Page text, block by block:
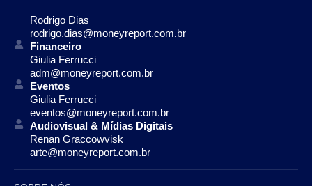
Rodrigo Dias
rodrigo.dias@moneyreport.com.br
Financeiro
Giulia Ferrucci
adm@moneyreport.com.br
Eventos
Giulia Ferrucci
eventos@moneyreport.com.br
Audiovisual & Mídias Digitais
Renan Graccowvisk
arte@moneyreport.com.br